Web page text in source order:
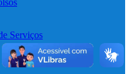
Serviços